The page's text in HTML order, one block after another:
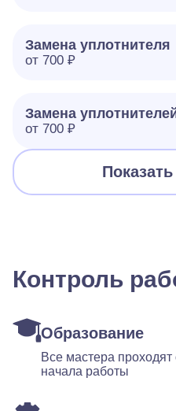
Замена уплотнителя
от 700 ₽
Замена
от 700 ₽
Контроль
Образование
Все мастера
начала работы